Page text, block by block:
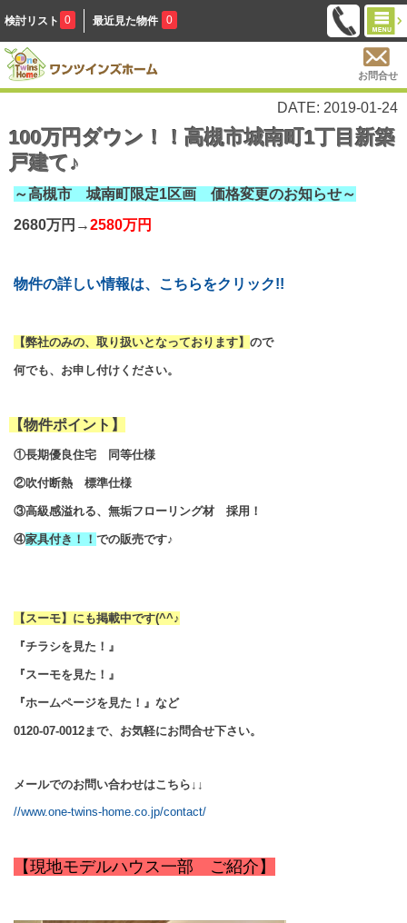
検討リスト 0 最近見た物件 0
お問合せ
DATE: 2019-01-24
100万円ダウン！！高槻市城南町1丁目新築
戸建て♪
～高槻市 城南町限定1区画 価格変更のお知らせ～
2680万円→2580万円
物件の詳しい情報は、こちらをクリック!!
【弊社のみの、取り扱いとなっております】 ので
何でも、お申し付けください。
【物件ポイント】
①長期優良住宅 同等仕様
②吹付断熱 標準仕様
③高級感溢れる、無垢フローリング材 採用！
④家具付き！！ での販売です♪
【スーモ】にも掲載中です(^^♪
『チラシを見た！』
『スーモを見た！』
『ホームページを見た！』など
0120-07-0012まで、お気軽にお問合せ下さい。
メールでのお問い合わせはこちら↓↓
//www.one-twins-home.co.jp/contact/
【現地モデルハウス一部 ご紹介】